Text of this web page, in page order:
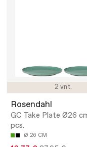
2 vnt.
Rosendahl
GC Take Plate Ø26
pcs.
Ø 26 CM